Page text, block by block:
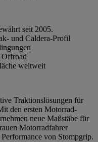
seit 2005.
und Caldera-Profil
Offroad
weltweit
Traktionslösungen für
den ersten Motorrad-
neue Maßstäbe für
Motorradfahrer
von Stompgrip.